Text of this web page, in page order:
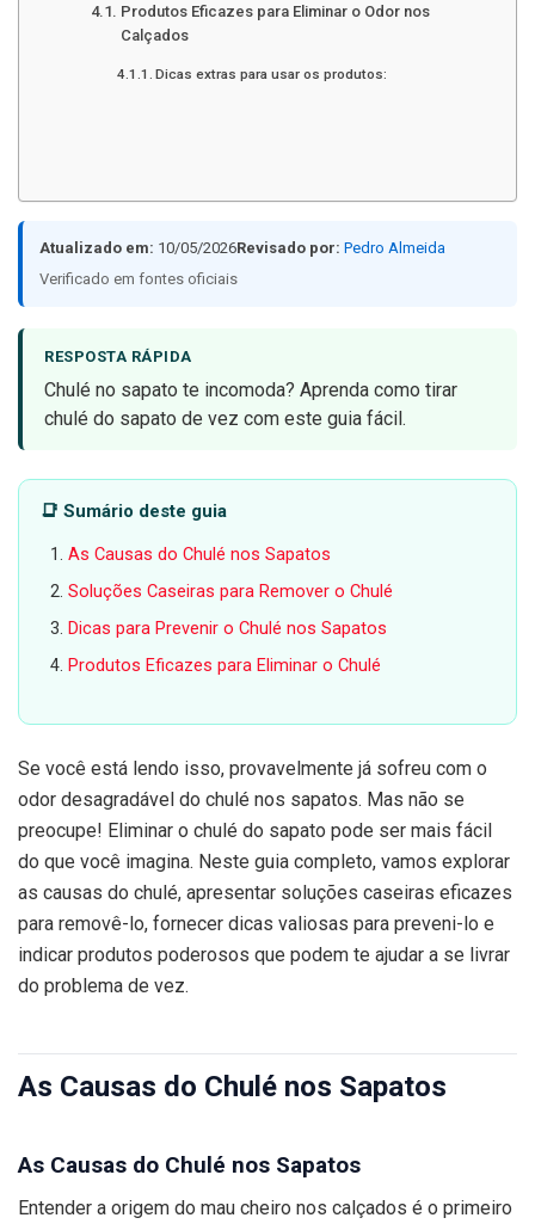
Produtos Eficazes para Eliminar o Odor nos
Calçados
Dicas extras para usar os produtos:
Atualizado em: 10/05/2026Revisado por: Pedro Almeida
Verificado em fontes oficiais
RESPOSTA RÁPIDA
Chulé no sapato te incomoda? Aprenda como tirar
chulé do sapato de vez com este guia fácil.
📑 Sumário deste guia
As Causas do Chulé nos Sapatos
Soluções Caseiras para Remover o Chulé
Dicas para Prevenir o Chulé nos Sapatos
Produtos Eficazes para Eliminar o Chulé
Se você está lendo isso, provavelmente já sofreu com o
odor desagradável do chulé nos sapatos. Mas não se
preocupe! Eliminar o chulé do sapato pode ser mais fácil
do que você imagina. Neste guia completo, vamos explorar
as causas do chulé, apresentar soluções caseiras eficazes
para removê-lo, fornecer dicas valiosas para preveni-lo e
indicar produtos poderosos que podem te ajudar a se livrar
do problema de vez.
As Causas do Chulé nos Sapatos
As Causas do Chulé nos Sapatos
Entender a origem do mau cheiro nos calçados é o primeiro